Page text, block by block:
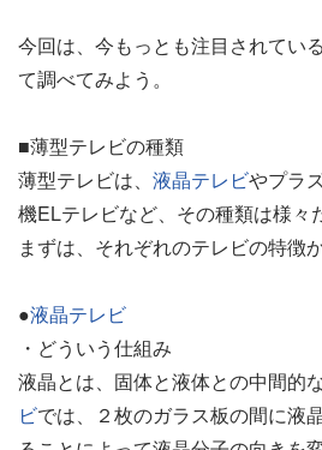
今回は、今もっとも注目されてい
て調べてみよう。
■薄型テレビの種類
薄型テレビは、 液晶テレビやプラ
機ELテレビなど、その種類は様々
まずは、それぞれのテレビの特徴
●液晶テレビ
・どういう仕組み
液晶とは、固体と液体との中間的
ビでは、２枚のガラス板の間に液